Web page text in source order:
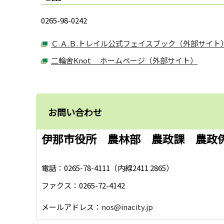
0265-98-0242
Ｃ.Ａ.Ｂ.トレイル公式フェイスブック（外部サイト
二輪舎Knot ホームページ（外部サイト）
お問い合わせ
伊那市役所 農林部 農政課 農政
電話：0265-78-4111（内線2411 2865）
ファクス：0265-72-4142
メールアドレス： nos@inacity.jp